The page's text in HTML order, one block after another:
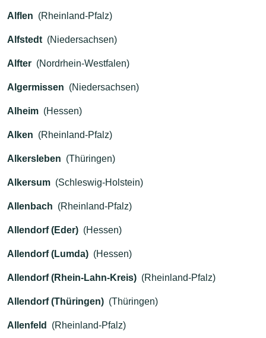
Alflen (Rheinland-Pfalz)
Alfstedt (Niedersachsen)
Alfter (Nordrhein-Westfalen)
Algermissen (Niedersachsen)
Alheim (Hessen)
Alken (Rheinland-Pfalz)
Alkersleben (Thüringen)
Alkersum (Schleswig-Holstein)
Allenbach (Rheinland-Pfalz)
Allendorf (Eder) (Hessen)
Allendorf (Lumda) (Hessen)
Allendorf (Rhein-Lahn-Kreis) (Rheinland-Pfalz)
Allendorf (Thüringen) (Thüringen)
Allenfeld (Rheinland-Pfalz)